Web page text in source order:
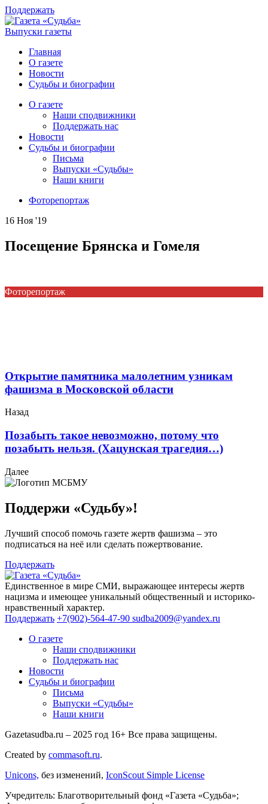
Поддержать
Выпуски газеты
Главная
О газете
Новости
Судьбы и биографии
О газете
Наши сподвижники
Поддержать нас
Новости
Судьбы и биографии
Письма
Выпуски «Судьбы»
Наши книги
Фоторепортаж
16 Ноя '19
Посещение Брянска и Гомеля
Фоторепортаж
Открытие памятника малолетним узникам
фашизма в Московской области
Назад
Позабыть такое невозможно, потому что
позабыть нельзя. (Хацунская трагедия…)
Далее
Поддержи «Судьбу»!
Лучший способ помочь газете жертв фашизма – это
подписаться на неё или сделать пожертвование.
Поддержать
Единственное в мире СМИ, выражающее интересы жертв
нацизма и имеющее уникальный общественный и историко-
нравственный характер.
Поддержать +7(902)-564-47-90 sudba2009@yandex.ru
О газете
Наши сподвижники
Поддержать нас
Новости
Судьбы и биографии
Письма
Выпуски «Судьбы»
Наши книги
Gazetasudba.ru – 2025 год 16+ Все права защищены.
Created by commasoft.ru.
Unicons, без изменений, IconScout Simple License
Учредитель: Благотворительный фонд «Газета «Судьба»;